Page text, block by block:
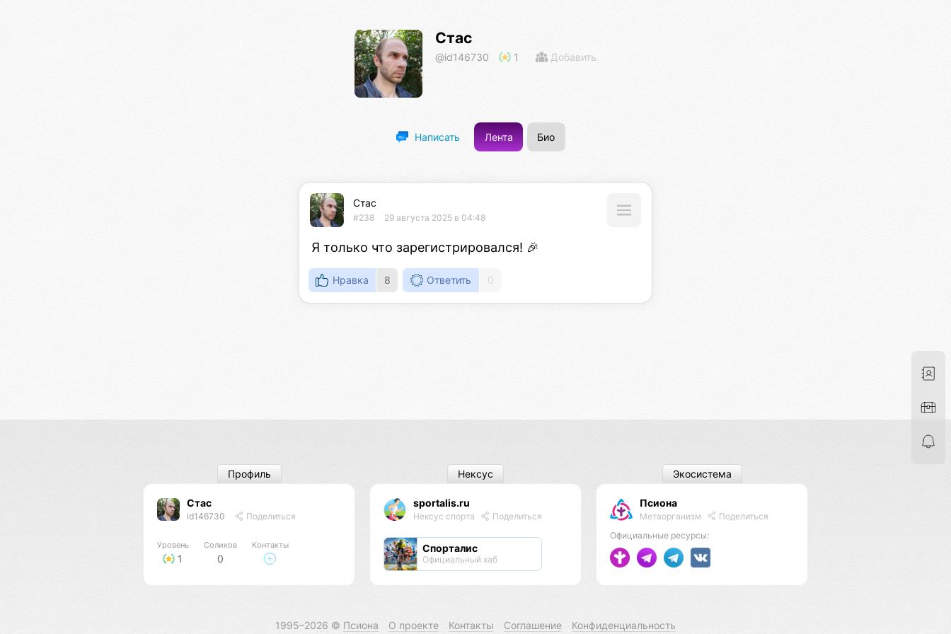
Стас
@id146730 1 Добавить
Написать Лента Био
Стас
#238 29 августа 2025 в 04:48
Я только что зарегистрировался! 🎉
Нравка 8 Ответить 0
Стас
id146730 Поделиться
Уровень
1
Соликов
0
Контакты
Профиль
sportalis.ru
Нексус спорта Поделиться
Спорталис
Официальный хаб
Нексус
Псиона
Метаорганизм
Поделиться
Официальные ресурсы:
Экосистема
1995–2026 © Псиона О проекте Контакты Соглашение Конфиденциальность